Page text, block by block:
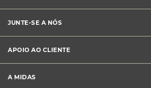
JUNTE-SE A NÓS
Franchising Midas
APOIO AO CLIENTE
Livro de Reclamações
A MIDAS